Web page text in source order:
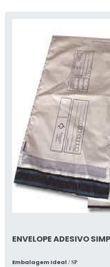
ENVELOPE ADESIVO
Embalagem Ideal / SP